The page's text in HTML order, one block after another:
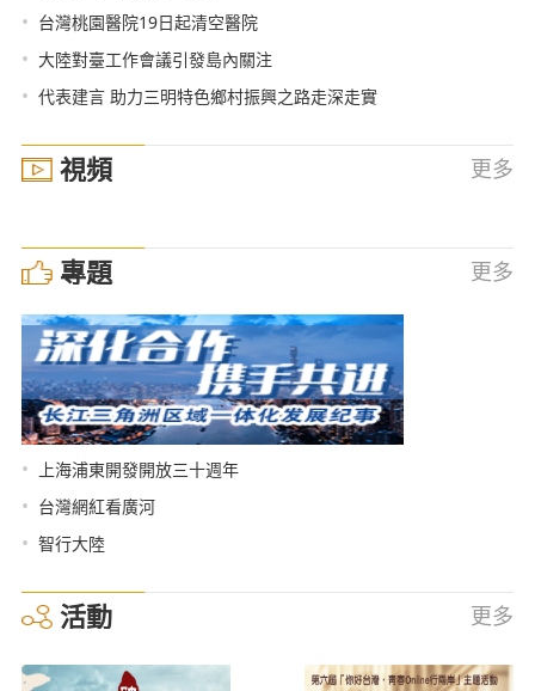
• 台灣桃園醫院19日起清空醫院
• 大陸對臺工作會議引發島內關注
• 代表建言 助力三明特色鄉村振興之路走深走實
視頻 更多
專題 更多
• 上海浦東開發開放三十週年
• 台灣網紅看廣河
• 智行大陸
活動 更多